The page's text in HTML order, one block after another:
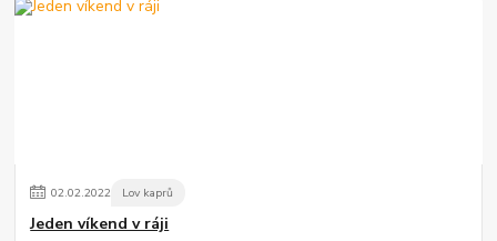
02.02.2022 Lov kaprů
Jeden víkend v ráji